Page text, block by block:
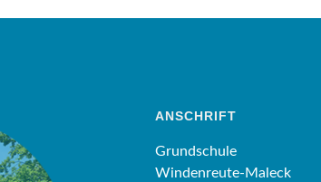
ANSCHRIFT
Grundschule
Windenreute-Maleck